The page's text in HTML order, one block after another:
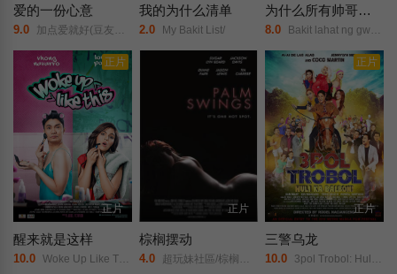
爱的一份心意
9.0 加点爱就好(豆友自译)/A/Dash/of/Love/
我的为什么清单
2.0 My Bakit List/
为什么所有帅哥都有男朋友
8.0 Bakit lahat ng gwapo may boyfriend?!/
正片
正片
醒来就是这样
10.0 Woke Up Like This/
正片
棕榈摆动
4.0 超玩妹社區/棕榈泉换妻游戏(台)/
正片
正片
三警乌龙
10.0 3pol Trobol: Huli ka balbon/